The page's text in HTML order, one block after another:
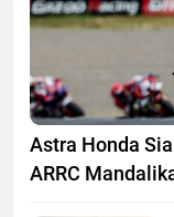
Astra Honda
ARRC